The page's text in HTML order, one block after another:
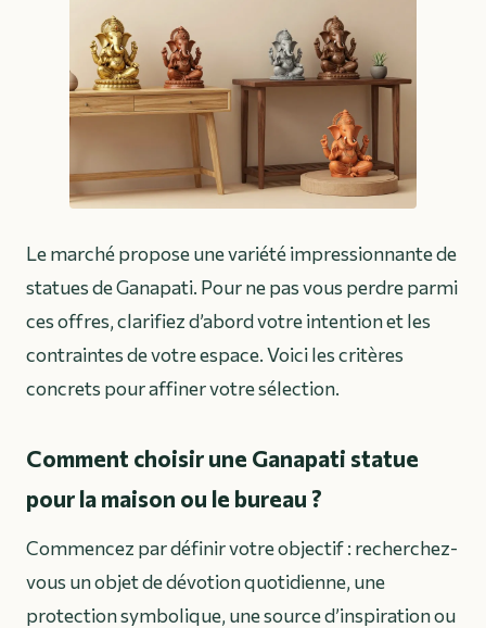
Le marché propose une variété impressionnante de
statues de Ganapati. Pour ne pas vous perdre parmi
ces offres, clarifiez d’abord votre intention et les
contraintes de votre espace. Voici les critères
concrets pour affiner votre sélection.
Comment choisir une Ganapati statue
pour la maison ou le bureau ?
Commencez par définir votre objectif : recherchez-
vous un objet de dévotion quotidienne, une
protection symbolique, une source d’inspiration ou